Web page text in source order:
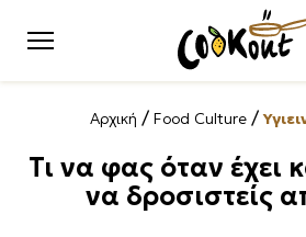
Αρχική / Food Culture/
Τι να φας όταν έχει
να δροσιστείς